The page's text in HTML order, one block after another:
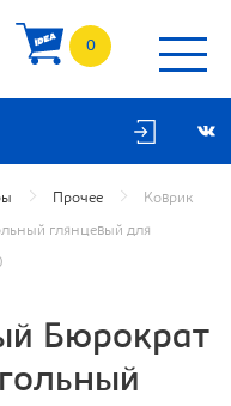
0
Прочее Коврик
глянцевый для
Бюрократ